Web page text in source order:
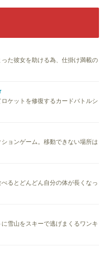
た彼女を助ける為、仕掛け満載の
ケットを修復するカードバトルシ
ョンゲーム。移動できない場所は
るとどんどん自分の体が長くなっ
雪山をスキーで逃げまくるワンキ